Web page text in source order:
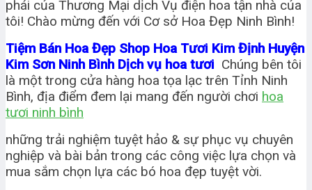
phái của Thương Mại dịch Vụ điện hoa tận nhà của
tôi! Chào mừng đến với Cơ sở Hoa Đẹp Ninh Bình!
Tiệm Bán Hoa Đẹp Shop Hoa Tươi Kim Định Huyện
Kim Sơn Ninh Bình Dịch vụ hoa tươi Chúng bên tôi
là một trong cửa hàng hoa tọa lạc trên Tỉnh Ninh
Bình, địa điểm đem lại mang đến người chơi hoa
tươi ninh bình
những trải nghiệm tuyệt hảo & sự phục vụ chuyên
nghiệp và bài bản trong các công việc lựa chọn và
mua sắm chọn lựa các bó hoa đẹp tuyệt vời.